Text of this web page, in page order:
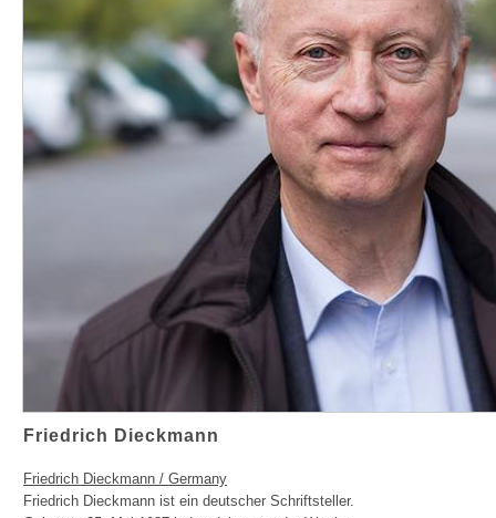
Friedrich Dieckmann
Friedrich Dieckmann / Germany
Friedrich Dieckmann ist ein deutscher Schriftsteller.